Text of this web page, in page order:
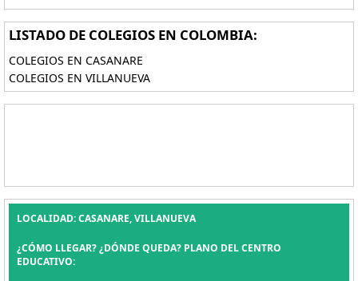
LISTADO DE COLEGIOS EN COLOMBIA:
COLEGIOS EN CASANARE
COLEGIOS EN VILLANUEVA
LOCALIDAD: CASANARE, VILLANUEVA
¿CÓMO LLEGAR? ¿DÓNDE QUEDA? PLANO DEL CENTRO
EDUCATIVO: